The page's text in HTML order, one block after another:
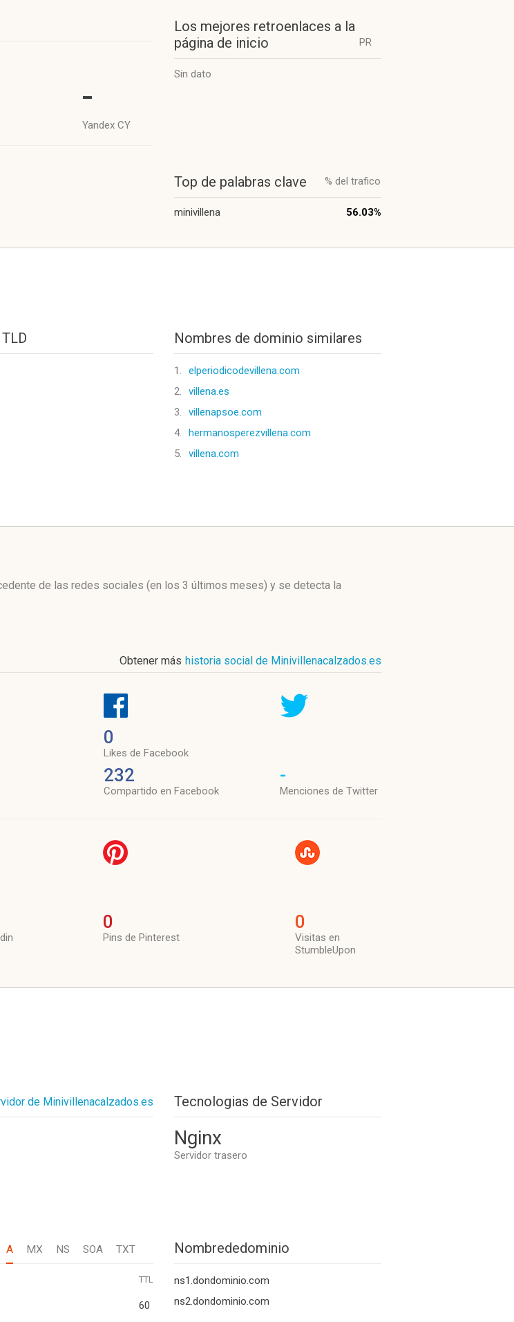
-
Yandex CY
Los mejores retroenlaces a la
página de inicio
PR
Sin dato
Top de palabras clave % del trafico
minivillena 56.03%
Nombres de dominio similares
1.
elperiodicodevillena.com
2.
villena.es
3.
villenapsoe.com
4.
hermanosperezvillena.com
5.
villena.com
de las redes sociales (en los 3 últimos meses) y se detecta la
Obtener más historia social de Minivillenacalzados.es
0
Likes de Facebook
232
Compartido en Facebook
-
Menciones de Twitter
0
Pins de Pinterest
0
Visitas en
StumbleUpon
de Minivillenacalzados.es Tecnologias de Servidor
Nginx
Servidor trasero
A MX NS SOA TXT Nombrededominio
ns1.dondominio.com
ns2.dondominio.com
TTL
60